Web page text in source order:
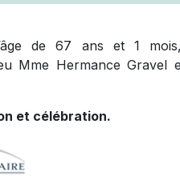
de 67 ans et 1
Mme Hermance Gravel
et célébration.